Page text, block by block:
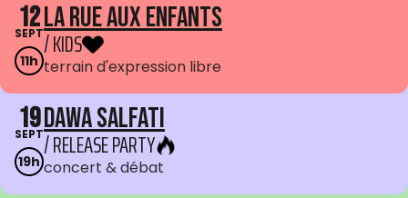
12
SEPT
11h
La Rue aux enfants
/ KIDS
terrain d'expression libre
19
SEPT
19h
Dawa Salfati
/ RELEASE PARTY
concert & débat